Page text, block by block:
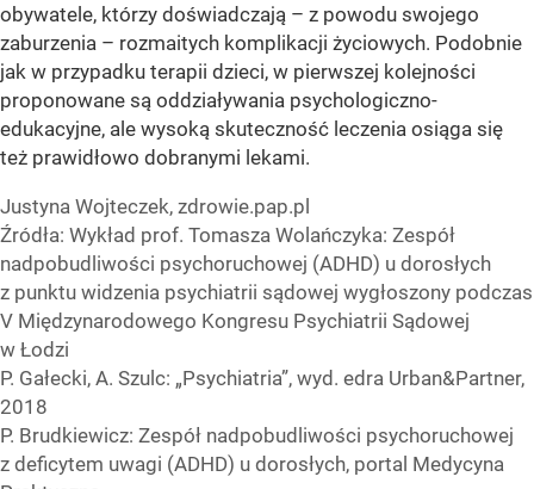
obywatele, którzy doświadczają – z powodu swojego
zaburzenia – rozmaitych komplikacji życiowych. Podobnie
jak w przypadku terapii dzieci, w pierwszej kolejności
proponowane są oddziaływania psychologiczno-
edukacyjne, ale wysoką skuteczność leczenia osiąga się
też prawidłowo dobranymi lekami.
Justyna Wojteczek, zdrowie.pap.pl
Źródła: Wykład prof. Tomasza Wolańczyka: Zespół
nadpobudliwości psychoruchowej (ADHD) u dorosłych
z punktu widzenia psychiatrii sądowej wygłoszony podczas
V Międzynarodowego Kongresu Psychiatrii Sądowej
w Łodzi
P. Gałecki, A. Szulc: „Psychiatria”, wyd. edra Urban&Partner,
2018
P. Brudkiewicz: Zespół nadpobudliwości psychoruchowej
z deficytem uwagi (ADHD) u dorosłych, portal Medycyna